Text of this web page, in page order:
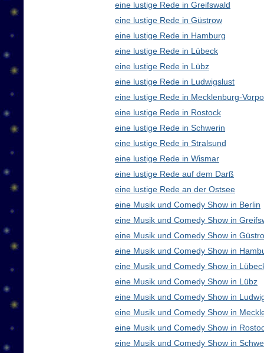
eine lustige Rede in Greifswald
eine lustige Rede in Güstrow
eine lustige Rede in Hamburg
eine lustige Rede in Lübeck
eine lustige Rede in Lübz
eine lustige Rede in Ludwigslust
eine lustige Rede in Mecklenburg-
eine lustige Rede in Rostock
eine lustige Rede in Schwerin
eine lustige Rede in Stralsund
eine lustige Rede in Wismar
eine lustige Rede auf dem Darß
eine lustige Rede an der Ostsee
eine Musik und Comedy Show in Berlin
eine Musik und Comedy Show in
eine Musik und Comedy Show in
eine Musik und Comedy Show in
eine Musik und Comedy Show in
eine Musik und Comedy Show in Lübz
eine Musik und Comedy Show in
eine Musik und Comedy Show in
eine Musik und Comedy Show in
eine Musik und Comedy Show in